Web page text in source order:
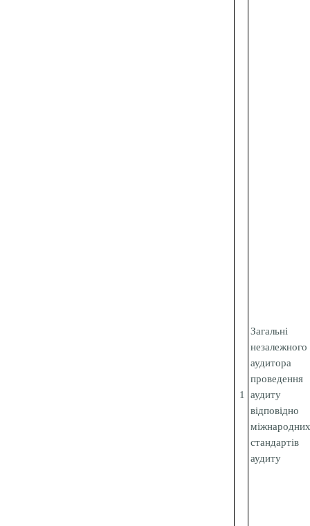
1
Загальні
незалежного
проведення
аудиту
стандартів
аудиту